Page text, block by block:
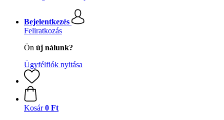
Bejelentkezés
Feliratkozás
Ön új nálunk?
Ügyfélfiók nyitása
Kosár 0 Ft